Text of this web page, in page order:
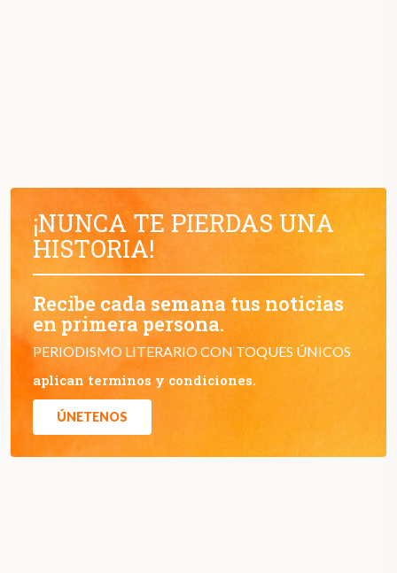
¡NUNCA TE PIERDAS UNA
HISTORIA!
Recibe cada semana tus noticias
en primera persona.
PERIODISMO LITERARIO CON TOQUES ÚNICOS
aplican terminos y condiciones.
ÚNETENOS